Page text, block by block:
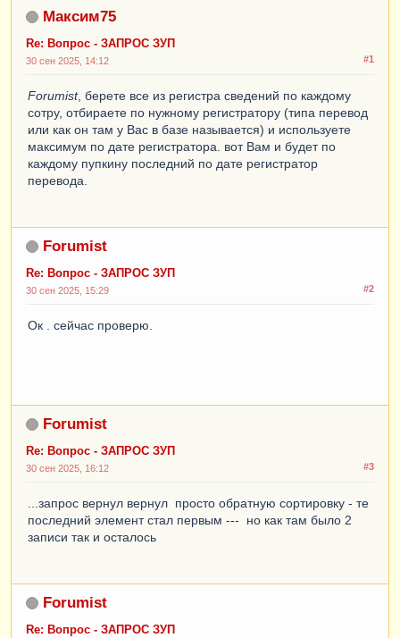
Максим75
Re: Вопрос - ЗАПРОС ЗУП
#1
30 сен 2025, 14:12
Forumist, берете все из регистра сведений по каждому
сотру, отбираете по нужному регистратору (типа перевод
или как он там у Вас в базе называется) и используете
максимум по дате регистратора. вот Вам и будет по
каждому пупкину последний по дате регистратор
перевода.
Forumist
Re: Вопрос - ЗАПРОС ЗУП
#2
30 сен 2025, 15:29
Ок . сейчас проверю.
Forumist
Re: Вопрос - ЗАПРОС ЗУП
#3
30 сен 2025, 16:12
...запрос вернул вернул просто обратную сортировку - те
последний элемент стал первым --- но как там было 2
записи так и осталось
Forumist
Re: Вопрос - ЗАПРОС ЗУП